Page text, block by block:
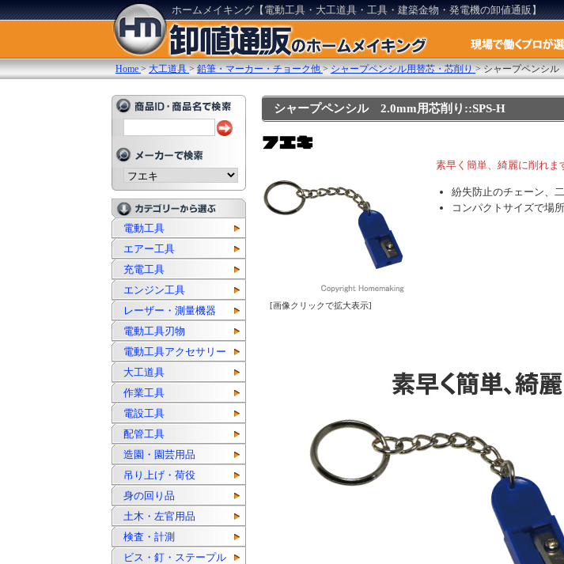
ホームメイキング【電動工具・大工道具・工具・建築金物・発電機の卸値通販】
Home >大工道具 >鉛筆・マーカー・チョーク他 >シャープペンシル用替芯・芯削り >シャープペンシ
電動工具
エアー工具
充電工具
エンジン工具
レーザー・測量機器
電動工具刃物
電動工具アクセサリー
大工道具
作業工具
電設工具
配管工具
造園・園芸用品
吊り上げ・荷役
身の回り品
土木・左官用品
検査・計測
ビス・釘・ステープル
シャープペンシル 2.0mm用芯削り::SPS-H
[画像クリックで拡大表示]
素早く簡単、綺麗に削れま
紛失防止のチェーン、
コンパクトサイズで場